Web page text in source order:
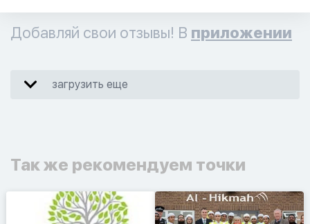
Добавляй свои отзывы! В приложении
загрузить еще
Так же рекомендуем точки